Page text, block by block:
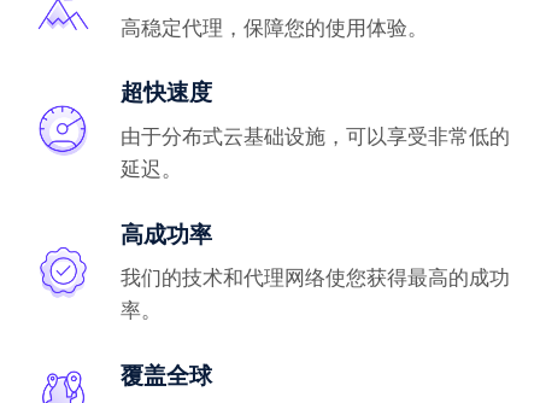
高稳定代理，保障您的使用体验。
超快速度
由于分布式云基础设施，可以享受非常低的
延迟。
高成功率
我们的技术和代理网络使您获得最高的成功
率。
覆盖全球